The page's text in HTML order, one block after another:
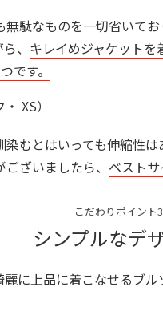
駄なものを一切省いて
、 キレイめジャケット
です。
むとはいっても伸縮性
ざいましたら、 ベストサ
こだわりポイント3
シンプルなデ
麗に上品に着こなせるブ